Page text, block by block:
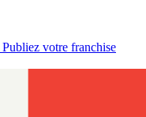
Publiez votre franchise